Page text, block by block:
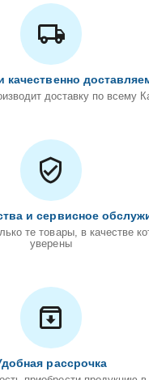
качественно
доставку по всему
и сервисное
те товары, в качестве
уверены
рассрочка